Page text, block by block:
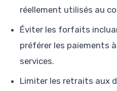
réellement utilisés au
Éviter les forfaits
préférer les paiements
services.
Limiter les retraits aux